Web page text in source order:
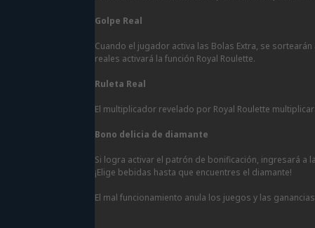
Golpe Real
Cuando el jugador activa las Bolas Extra, se
reales activará la función Royal Roulette.
Ruleta Real
El multiplicador revelado por Royal Roulette
Bono delicia de diamante
Si logra activar el patrón de bonificación, ingresará a
¡Elige bebidas hasta que encuentres el diamante!
El mal funcionamiento anula los juegos y las